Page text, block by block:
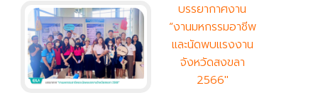
บรรยากาศงาน
“งานมหกรรมอาชีพ
และนัดพบแรงงาน
จังหวัดสงขลา
2566″